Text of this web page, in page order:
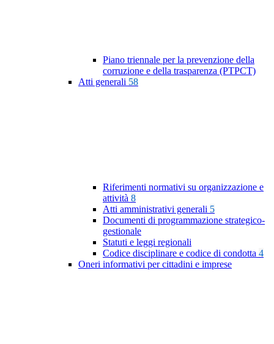
Piano triennale per la prevenzione della
corruzione e della trasparenza (PTPCT)
Atti generali 58
Riferimenti normativi su organizzazione e
attività 8
Atti amministrativi generali 5
Documenti di programmazione strategico-
gestionale
Statuti e leggi regionali
Codice disciplinare e codice di condotta 4
Oneri informativi per cittadini e imprese